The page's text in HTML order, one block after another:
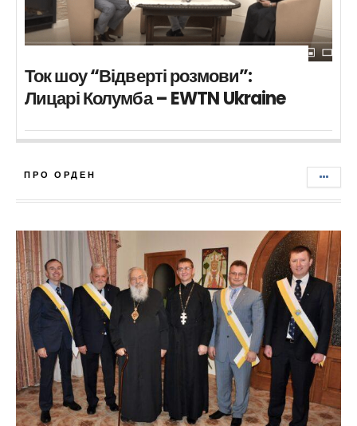
Ток шоу “Відверті розмови”:
Лицарі Колумба – EWTN Ukraine
ПРО ОРДЕН